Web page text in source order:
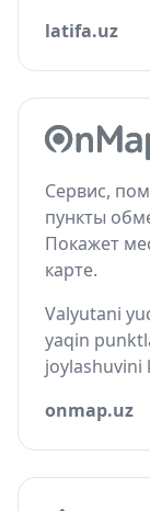
latifa.uz
Сервис,
пункты
Покажет
карте.
Valyutani
yaqin
joylashuvini
onmap.uz